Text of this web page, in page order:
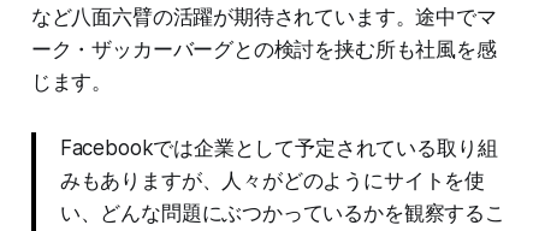
など八面六臂の活躍が期待されています。途中でマ
ーク・ザッカーバーグとの検討を挟む所も社風を感
じます。
Facebookでは企業として予定されている取り組
みもありますが、人々がどのようにサイトを使
い、どんな問題にぶつかっているかを観察するこ